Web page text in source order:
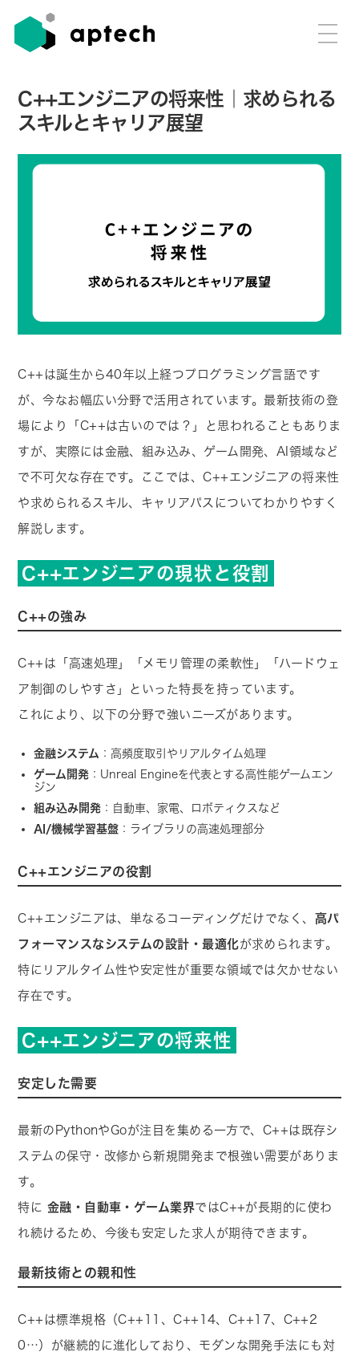
C++エンジニアの将来性｜求められる
スキルとキャリア展望
C++は誕生から40年以上経つプログラミング言語です
が、今なお幅広い分野で活用されています。最新技術の登
場により「C++は古いのでは？」と思われることもありま
すが、実際には金融、組み込み、ゲーム開発、AI領域など
で不可欠な存在です。ここでは、C++エンジニアの将来性
や求められるスキル、キャリアパスについてわかりやすく
解説します。
C++エンジニアの現状と役割
C++の強み
C++は「高速処理」「メモリ管理の柔軟性」「ハードウェ
ア制御のしやすさ」といった特長を持っています。
これにより、以下の分野で強いニーズがあります。
金融システム ：高頻度取引やリアルタイム処理
ゲーム開発 ：Unreal Engineを代表とする高性能ゲームエン
ジン
組み込み開発 ：自動車、家電、ロボティクスなど
AI/機械学習基盤 ：ライブラリの高速処理部分
C++エンジニアの役割
C++エンジニアは、単なるコーディングだけでなく、 高パ
フォーマンスなシステムの設計・最適化が求められます。
特にリアルタイム性や安定性が重要な領域では欠かせない
存在です。
C++エンジニアの将来性
安定した需要
最新のPythonやGoが注目を集める一方で、C++は既存シ
ステムの保守・改修から新規開発まで根強い需要がありま
す。
特に 金融・自動車・ゲーム業界ではC++が長期的に使わ
れ続けるため、今後も安定した求人が期待できます。
最新技術との親和性
C++は標準規格（C++11、C++14、C++17、C++2
0…）が継続的に進化しており、モダンな開発手法にも対